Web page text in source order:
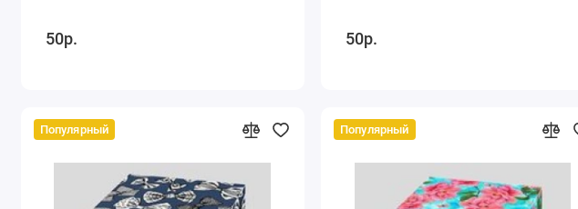
50р. 50р.
Популярный Популярный